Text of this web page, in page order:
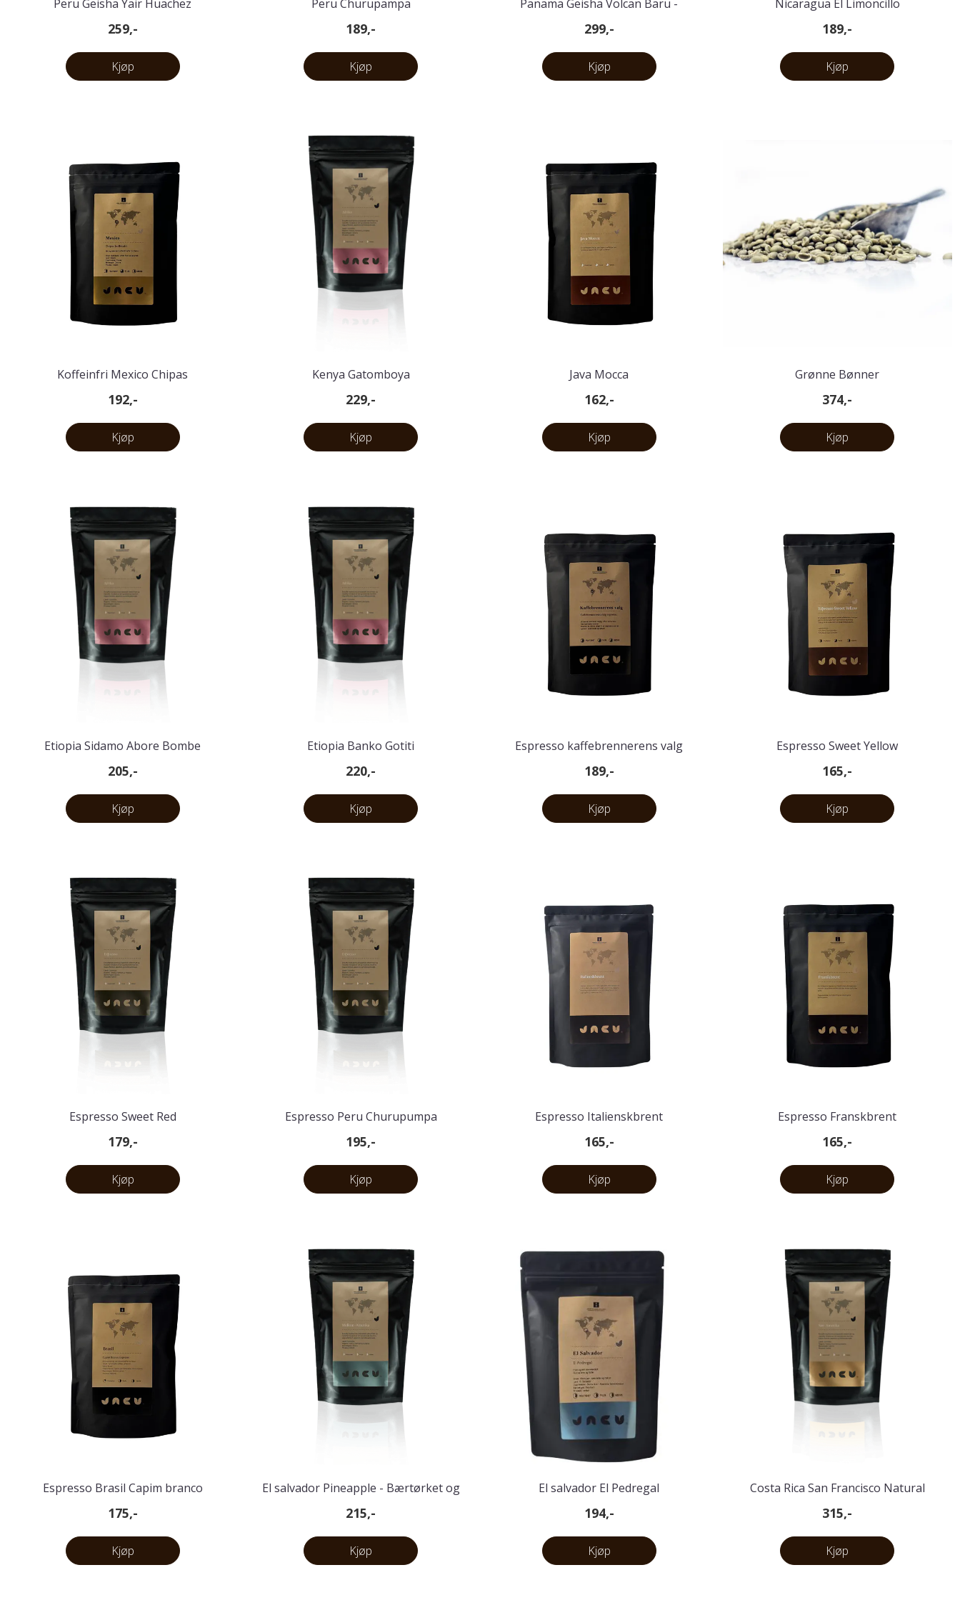
Peru Geisha Yair Huachez
259,-
Kjøp
Peru Churupampa
189,-
Kjøp
Panama Geisha Volcan Baru -
Bærtørket 125 g
299,-
Kjøp
Nicaragua El Limoncillo
189,-
Kjøp
Koffeinfri Mexico Chipas
192,-
Kjøp
Kenya Gatomboya
229,-
Kjøp
Java Mocca
162,-
Kjøp
Grønne Bønner
374,-
Kjøp
Etiopia Sidamo Abore Bombe
Bærtørket
205,-
Kjøp
Etiopia Banko Gotiti
220,-
Kjøp
Espresso kaffebrennerens valg
189,-
Kjøp
Espresso Sweet Yellow
165,-
Kjøp
Espresso Sweet Red
179,-
Kjøp
Espresso Peru Churupumpa
195,-
Kjøp
Espresso Italienskbrent
165,-
Kjøp
Espresso Franskbrent
165,-
Kjøp
Espresso Brasil Capim branco
175,-
Kjøp
El salvador Pineapple - Bærtørket og
fraktet på ...
215,-
Kjøp
El salvador El Pedregal
194,-
Kjøp
Costa Rica San Francisco Natural
Anaerobic
315,-
Kjøp